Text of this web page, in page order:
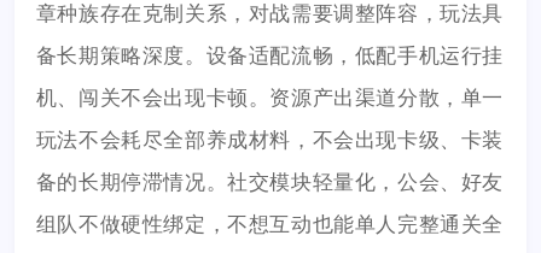
章种族存在克制关系，对战需要调整阵容，玩法具
备长期策略深度。设备适配流畅，低配手机运行挂
机、闯关不会出现卡顿。资源产出渠道分散，单一
玩法不会耗尽全部养成材料，不会出现卡级、卡装
备的长期停滞情况。社交模块轻量化，公会、好友
组队不做硬性绑定，不想互动也能单人完整通关全